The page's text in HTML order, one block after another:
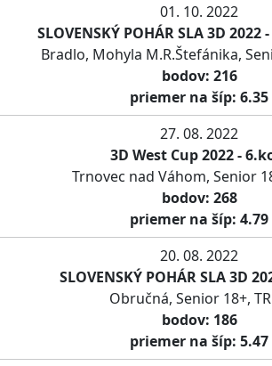
01. 10. 2022
SLOVENSKÝ POHÁR SLA 3D
Bradlo, Mohyla M.R.Štefánika,
bodov: 216
priemer na šíp: 6.35
27. 08. 2022
3D West Cup 2022 -
Trnovec nad Váhom, Senior
bodov: 268
priemer na šíp: 4.79
20. 08. 2022
SLOVENSKÝ POHÁR SLA 3D
Obručná, Senior 18+,
bodov: 186
priemer na šíp: 5.47